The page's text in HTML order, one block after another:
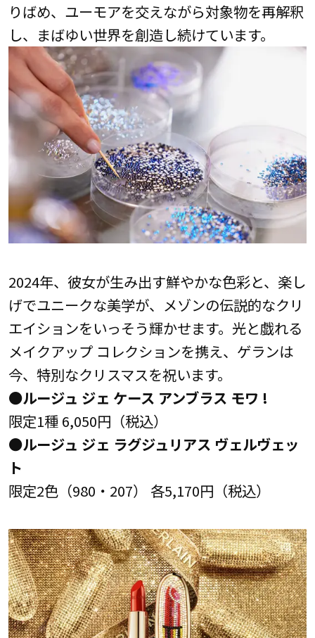
りばめ、ユーモアを交えながら対象物を再解釈
し、まばゆい世界を創造し続けています。
2024年、彼女が生み出す鮮やかな色彩と、楽し
げでユニークな美学が、メゾンの伝説的なクリ
エイションをいっそう輝かせます。光と戯れる
メイクアップ コレクションを携え、ゲランは
今、特別なクリスマスを祝います。
●ルージュ ジェ ケース アンブラス モワ !
限定1種 6,050円（税込）
●ルージュ ジェ ラグジュリアス ヴェルヴェッ
ト
限定2色（980・207） 各5,170円（税込）